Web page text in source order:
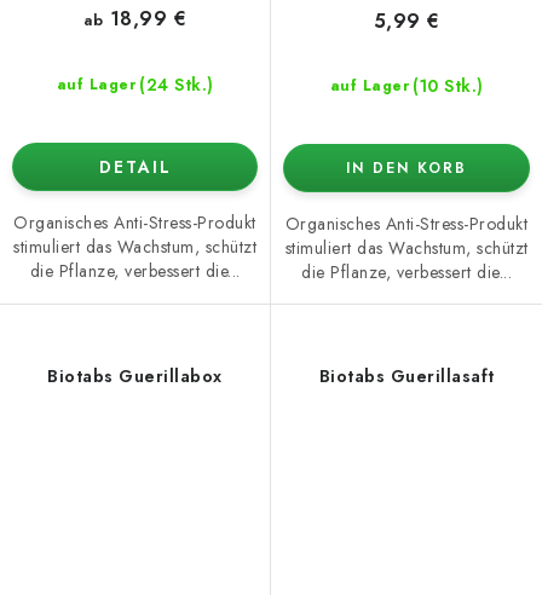
auf Lager (24 Stk.)
ab 18,99 €
DETAIL
Organisches Anti-Stress-Produkt
stimuliert das Wachstum, schützt
die Pflanze, verbessert die...
auf Lager (10 Stk.)
5,99 €
IN DEN KORB
Organisches Anti-Stress-Produkt
stimuliert das Wachstum, schützt
die Pflanze, verbessert die...
Biotabs Guerillabox Biotabs Guerillasaft